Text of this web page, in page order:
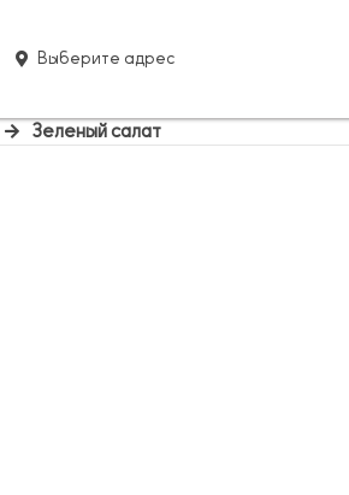
Выберите адрес
Зеленый салат